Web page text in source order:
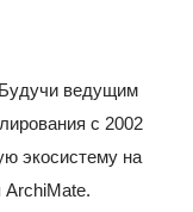
ведущим
с 2002
экосистему на
ArchiMate.